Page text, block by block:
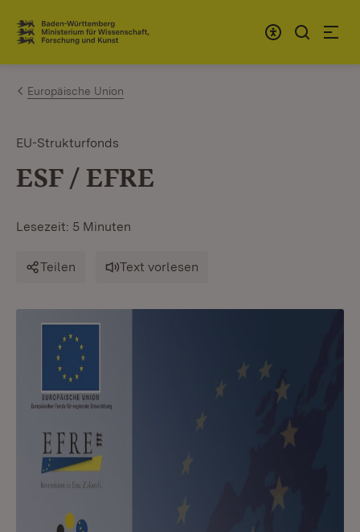
Zum Inhalt springen
Link zur Startseite
Europäische Union
EU-Strukturfonds
ESF / EFRE
Lesezeit: 5 Minuten
Teilen Text vorlesen